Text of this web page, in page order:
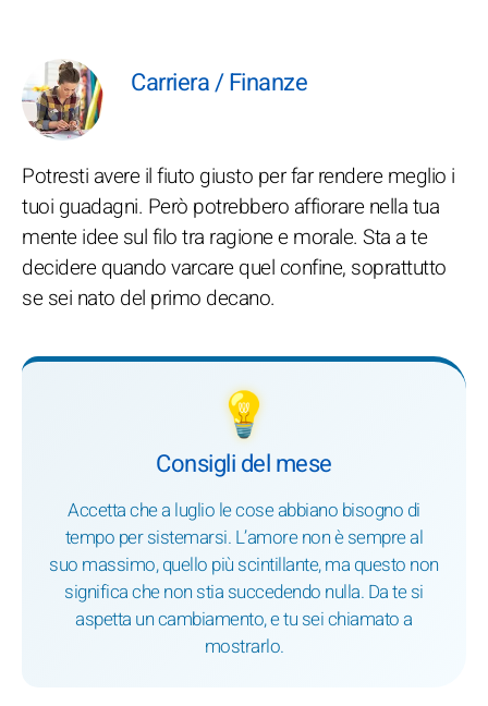
Carriera / Finanze
Potresti avere il fiuto giusto per far rendere meglio i
tuoi guadagni. Però potrebbero affiorare nella tua
mente idee sul filo tra ragione e morale. Sta a te
decidere quando varcare quel confine, soprattutto
se sei nato del primo decano.
💡
Consigli del mese
Accetta che a luglio le cose abbiano bisogno di
tempo per sistemarsi. L’amore non è sempre al
suo massimo, quello più scintillante, ma questo non
significa che non stia succedendo nulla. Da te si
aspetta un cambiamento, e tu sei chiamato a
mostrarlo.